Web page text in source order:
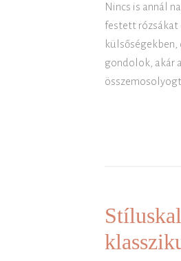
Nincs is annál
festett rózsákat
gondolok, akár